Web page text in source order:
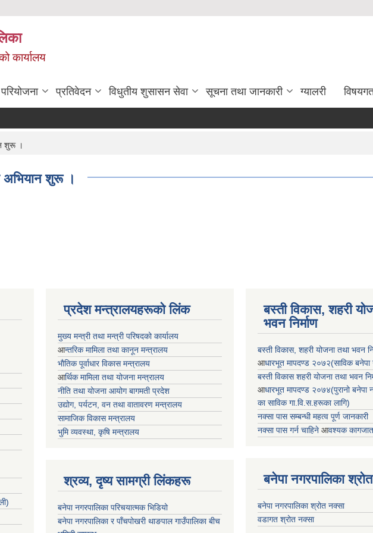
कार्यालय
प्रतिवेदन विधुतीय शुसासन सेवा सूचना तथा जानकारी ग्यालरी
शुरू ।
अभियान शुरू ।
प्रदेश मन्त्रालयहरूको लिंक
मुख्य मन्त्री तथा मन्त्री परिषदको कार्यालय
आन्तरिक मामिला तथा कानून मन्त्रालय
भाैतिक पूर्वाधार विकास मन्त्रालय
आर्थिक मामिला तथा योजना मन्त्रालय
नीति तथा योजना आयोग बागमती प्रदेश
उद्योग, पर्यटन, वन तथा वातावरण मन्त्रालय
सामाजिक विकास मन्त्रालय
भुमि व्यवस्था, कृषि मन्त्रालय
श्रव्य, दृष्य सामग्री लिंकहरू
बनेपा नगरपालिका परिचयात्मक भिडियो
बनेपा नगरपालिका र पाँचपोखरी थाङपाल गाउँपालिका बीच
बस्ती विकास, शहरी
भवन निर्माण
बस्ती विकास, शहरी योजना तथा भवन
आधारभूत मापदण्ड २०७२(साविक बनेपा
बस्ती विकास शहरी योजना तथा भवन
आधारभूत मापदण्ड २०७४(पुरानो बनेपा
का साविक गा.वि.स.हरूका लागि)
नक्सा पास सम्बन्धी महत्व पूर्ण जानकारी
नक्सा पास गर्न चाहिने आवश्यक
बनेपा नगरपालिका
बनेपा नगरपालिका श्रोत नक्सा
वडागत श्रोत नक्सा